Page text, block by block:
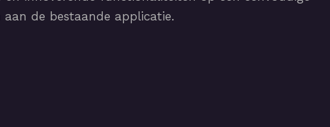
de bestaande applicatie.